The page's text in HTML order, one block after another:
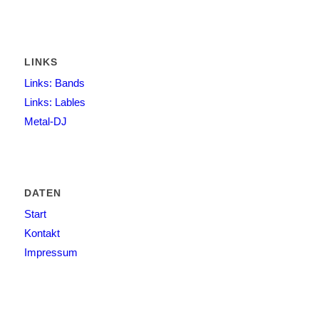
LINKS
Links: Bands
Links: Lables
Metal-DJ
DATEN
Start
Kontakt
Impressum